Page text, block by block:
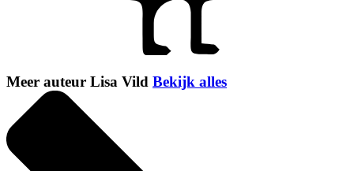
Meer auteur Lisa Vild Bekijk alles